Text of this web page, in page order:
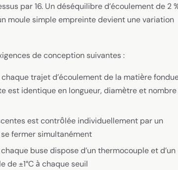
par 16. Un déséquilibre d’écoulement de 2
moule simple empreinte devient une variation
de conception suivantes :
trajet d’écoulement de la matière
est identique en longueur, diamètre et nombre
est contrôlée individuellement par un
fermer simultanément
buse dispose d’un thermocouple et d’un
±1°C à chaque seuil